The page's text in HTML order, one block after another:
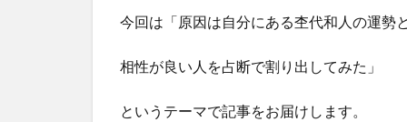
今回は「原因は自分にある杢代和人の運勢
相性が良い人を占断で割り出してみた」
というテーマで記事をお届けします。